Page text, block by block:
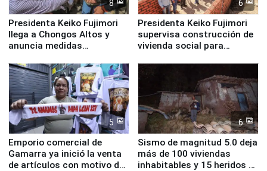
8
Presidenta Keiko Fujimori
llega a Chongos Altos y
anuncia medidas
educación, salud y empleo
6
Presidenta Keiko Fujimori
supervisa construcción de
vivienda social para
5
Emporio comercial de
Gamarra ya inició la venta
de artículos con motivo de
6
Sismo de magnitud 5.0 deja
más de 100 viviendas
inhabitables y 15 heridos en